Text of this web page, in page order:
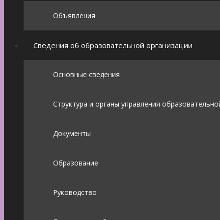
Объявления
Сведения об образовательной организации
Основные сведения
Структура и органы управления
Документы
Образование
Руководство